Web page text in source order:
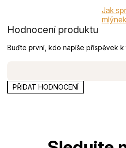
Jak
Hodnocení produktu
Buďte první, kdo napíše příspěvek
PŘIDAT HODNOCENÍ